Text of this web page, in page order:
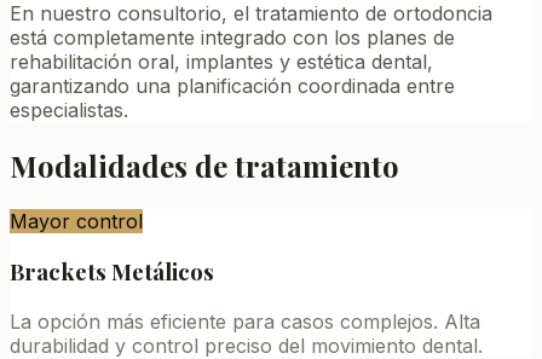
En nuestro consultorio, el tratamiento de ortodoncia
está completamente integrado con los planes de
rehabilitación oral, implantes y estética dental,
garantizando una planificación coordinada entre
especialistas.
Modalidades de tratamiento
Mayor control
Brackets Metálicos
La opción más eficiente para casos complejos. Alta
durabilidad y control preciso del movimiento dental.